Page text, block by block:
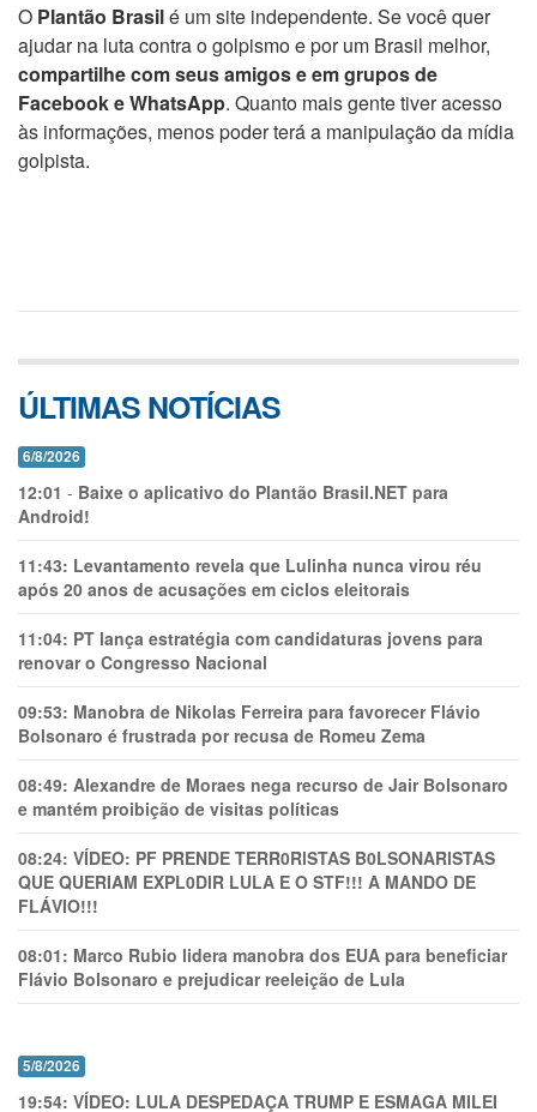
O Plantão Brasilé um site independente. Se você quer
ajudar na luta contra o golpismo e por um Brasil melhor,
compartilhe com seus amigos e em grupos de
Facebook e WhatsApp. Quanto mais gente tiver acesso
às informações, menos poder terá a manipulação da mídia
golpista.
ÚLTIMAS NOTÍCIAS
6/8/2026
12:01 - Baixe o aplicativo do Plantão Brasil.NET para
Android!
11:43: Levantamento revela que Lulinha nunca virou réu
após 20 anos de acusações em ciclos eleitorais
11:04: PT lança estratégia com candidaturas jovens para
renovar o Congresso Nacional
09:53: Manobra de Nikolas Ferreira para favorecer Flávio
Bolsonaro é frustrada por recusa de Romeu Zema
08:49: Alexandre de Moraes nega recurso de Jair Bolsonaro
e mantém proibição de visitas políticas
08:24: VÍDEO: PF PRENDE TERR0RlSTAS B0LSONARlSTAS
QUE QUERIAM EXPL0DlR LULA E O STF!!! A MANDO DE
FLÁVIO!!!
08:01: Marco Rubio lidera manobra dos EUA para beneficiar
Flávio Bolsonaro e prejudicar reeleição de Lula
5/8/2026
19:54: VÍDEO: LULA DESPEDAÇA TRUMP E ESMAGA MILEI